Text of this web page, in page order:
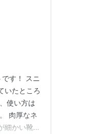
す！ スニ
いたところ
使い方は
肉厚なネ
細かい靴の